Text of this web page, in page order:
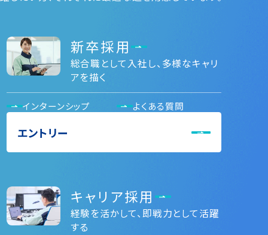
新卒採用
総合職として入社し、多様なキャリ
アを描く
インターンシップ よくある質問
エントリー
キャリア採用
経験を活かして、即戦力として活躍
する